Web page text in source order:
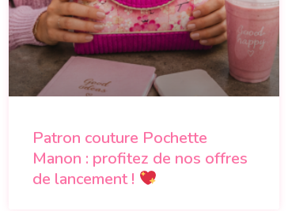
Patron couture Pochette
Manon : profitez de nos offres
de lancement !